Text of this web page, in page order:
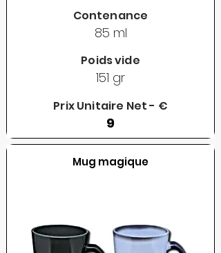
Contenance
85 ml
Poids vide
151 gr
Prix Unitaire Net - €
9
Mug magique